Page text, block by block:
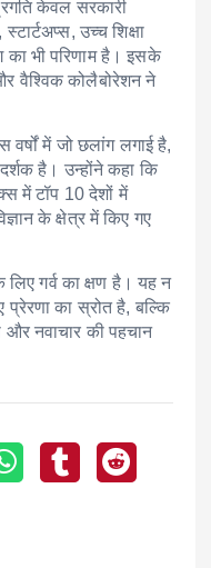
केवल सरकारी
उच्च शिक्षा
भी परिणाम है। इसके
वैश्विक कोलैबोरेशन ने
में जो छलांग लगाई है,
है। उन्होंने कहा कि
में टॉप 10 देशों में
के क्षेत्र में किए गए
गर्व का क्षण है। यह न
प्रेरणा का स्रोत है, बल्कि
और नवाचार की पहचान